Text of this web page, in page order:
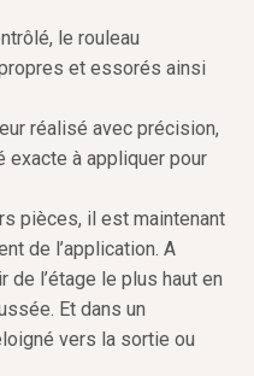
le rouleau
et essorés ainsi
réalisé avec précision,
exacte à appliquer pour
pièces, il est maintenant
de l’application. A
de l’étage le plus haut en
Et dans un
vers la sortie ou